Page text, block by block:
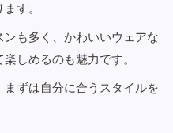
す。
も多く、かわいいウェアな
しめるのも魅力です。
ずは自分に合うスタイルを